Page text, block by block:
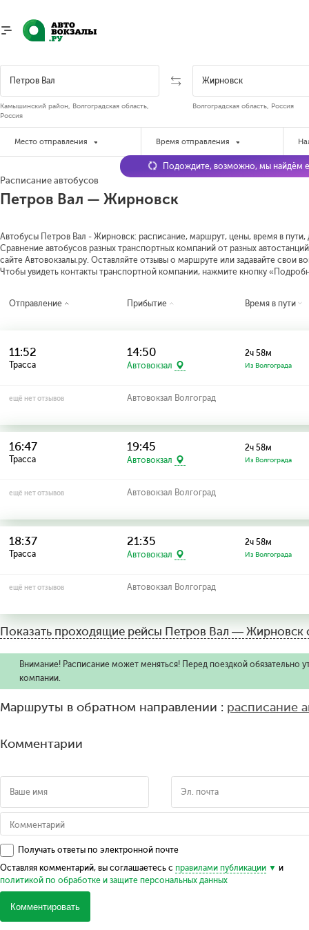
Камышинский район, Волгоградская область,
Россия
Волгоградская область, Россия
Место отправления Время отправления
Расписание автобусов
Петров Вал — Жирновск
Автобусы Петров Вал - Жирновск: расписание, маршрут, цены, время в
Сравнение автобусов разных транспортных компаний от разных
сайте Автовокзалы.ру. Оставляйте отзывы о маршруте или задавайте свои
Чтобы увидеть контакты транспортной компании, нажмите кнопку
Подождите, возможно, мы найдём
Отправление Прибытие Время в пути
11:52
Трасса
14:50
Автовокзал
2ч 58м
Из Волгограда
ещё нет отзывов Автовокзал Волгоград
16:47
Трасса
19:45
Автовокзал
2ч 58м
Из Волгограда
ещё нет отзывов Автовокзал Волгоград
18:37
Трасса
21:35
Автовокзал
2ч 58м
Из Волгограда
ещё нет отзывов Автовокзал Волгоград
Показать проходящие рейсы Петров Вал — Жирновск
Внимание! Расписание может меняться! Перед поездкой обязательно
компании.
Маршруты в обратном направлении : расписание
Комментарии
Получать ответы по электронной почте
Оставляя комментарий, вы соглашаетесь с правилами публикации
и
политикой по обработке и защите персональных данных
Комментировать